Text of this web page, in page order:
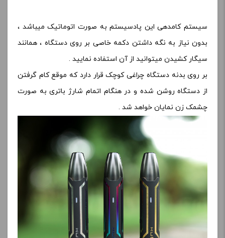
سیستم کامدهی این پادسیستم به صورت اتوماتیک میباشد ،
بدون نیاز به نگه داشتن دکمه خاصی بر روی دستگاه ، همانند
سیگار کشیدن میتوانید از آن استفاده نمایید .
بر روی بدنه دستگاه چراغی کوچک قرار دارد که موقع کام گرفتن
از دستگاه روشن شده و در هنگام اتمام شارژ باتری به صورت
چشمک زن نمایان خواهد شد .